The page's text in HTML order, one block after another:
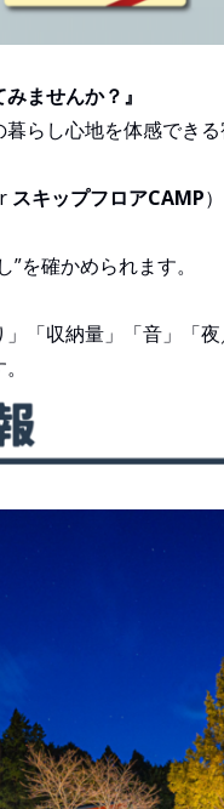
ませんか？』
らし心地を体感できる
スキップフロアCAMP
を確かめられます。
「収納量」「音」「